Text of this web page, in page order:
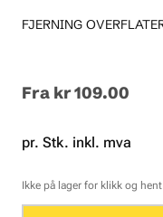
FJERNING
Fra kr 109.00
pr. Stk. inkl. mva
Ikke på lager for klikk og hent